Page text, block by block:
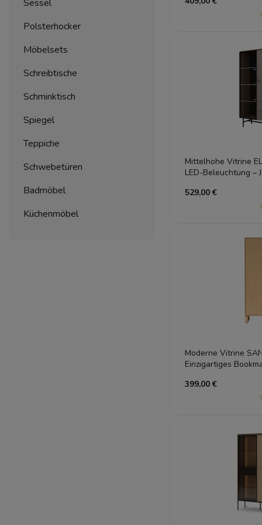
Sessel
Polsterhocker
Möbelsets
Schreibtische
Schminktisch
Spiegel
Teppiche
Schwebetüren
Badmöbel
Küchenmöbel
Mittelhohe Vitrine
LED-Beleuchtung –
529,00 €
Moderne Vitrine
Einzigartiges
399,00 €